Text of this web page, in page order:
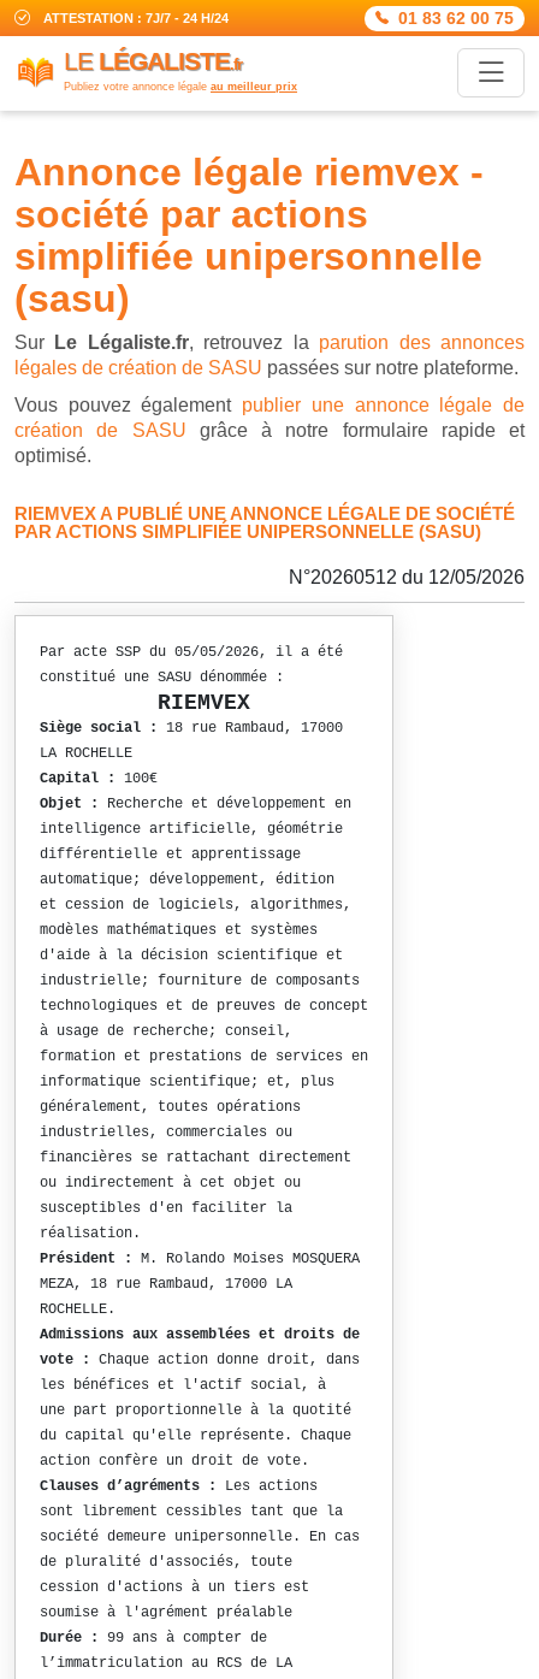
ATTESTATION : 7J/7 - 24 H/24 01 83 62 00 75
LE LÉGALISTE.fr
Publiez votre annonce légale au meilleur prix
annonce légale riemvex -
société par actions
simplifiée unipersonnelle
(sasu)
Sur Le Légaliste.fr, retrouvez la parution des annonces
légales de création de SASU passées sur notre plateforme.
Vous pouvez également publier une annonce légale de
création de SASU grâce à notre formulaire rapide et
optimisé.
RIEMVEX A PUBLIÉ UNE ANNONCE LÉGALE DE SOCIÉTÉ
PAR ACTIONS SIMPLIFIÉE UNIPERSONNELLE (SASU)
N°20260512 du 12/05/2026
Par acte SSP du 05/05/2026, il a été
constitué une SASU dénommée :
RIEMVEX
Siège social :
18 rue Rambaud, 17000
LA ROCHELLE
Capital :
100€
Objet :
Recherche et développement en
intelligence artificielle, géométrie
différentielle et apprentissage
automatique; développement, édition
et cession de logiciels, algorithmes,
modèles mathématiques et systèmes
d'aide à la décision scientifique et
industrielle; fourniture de composants
technologiques et de preuves de concept
à usage de recherche; conseil,
formation et prestations de services en
informatique scientifique; et, plus
généralement, toutes opérations
industrielles, commerciales ou
financières se rattachant directement
ou indirectement à cet objet ou
susceptibles d'en faciliter la
réalisation.
Président :
M. Rolando Moises MOSQUERA
MEZA, 18 rue Rambaud, 17000 LA
ROCHELLE.
Admissions aux assemblées et droits de
vote : Chaque action donne droit, dans
les bénéfices et l'actif social, à
une part proportionnelle à la quotité
du capital qu'elle représente. Chaque
action confère un droit de vote.
Clauses d’agréments :
Les actions
sont librement cessibles tant que la
société demeure unipersonnelle. En cas
de pluralité d'associés, toute
cession d'actions à un tiers est
soumise à l'agrément préalable
Durée :
99 ans à compter de
l’immatriculation au RCS de LA